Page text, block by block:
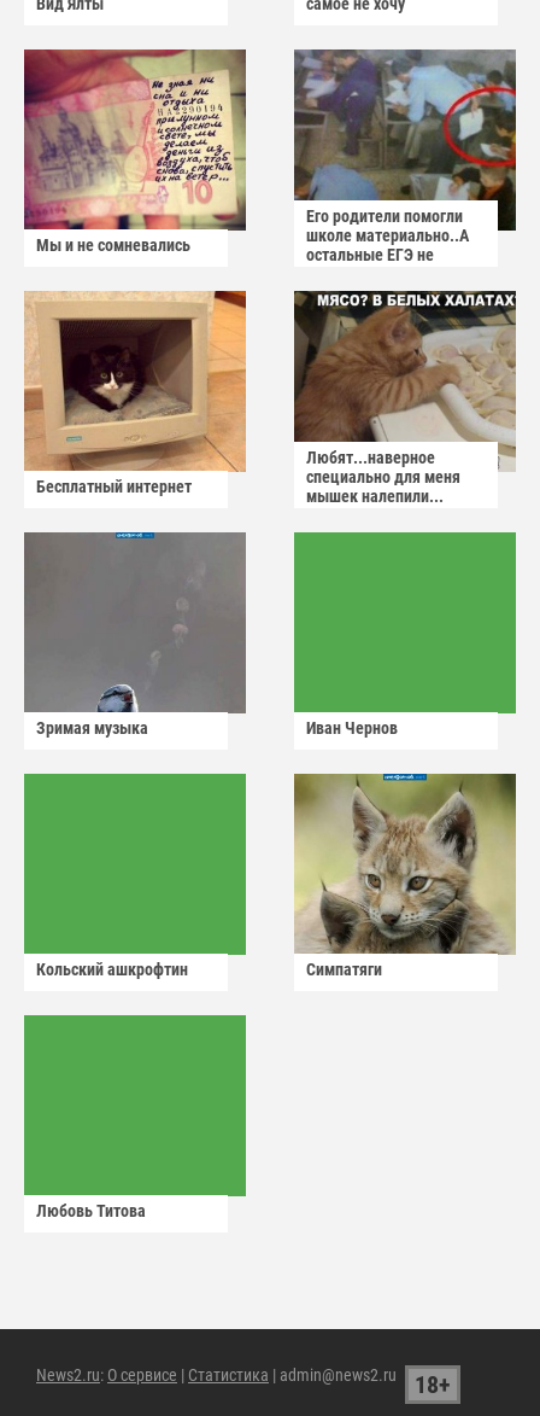
Вид Ялты
самое не хочу
Мы и не сомневались
Его родители помогли
школе материально..А
остальные ЕГЭ не
Бесплатный интернет
Любят...наверное
специально для меня
мышек налепили...
Зримая музыка Иван Чернов
Кольский ашкрофтин Симпатяги
Любовь Титова
News2.ru: О сервисе | Статистика | admin@news2.ru 18+